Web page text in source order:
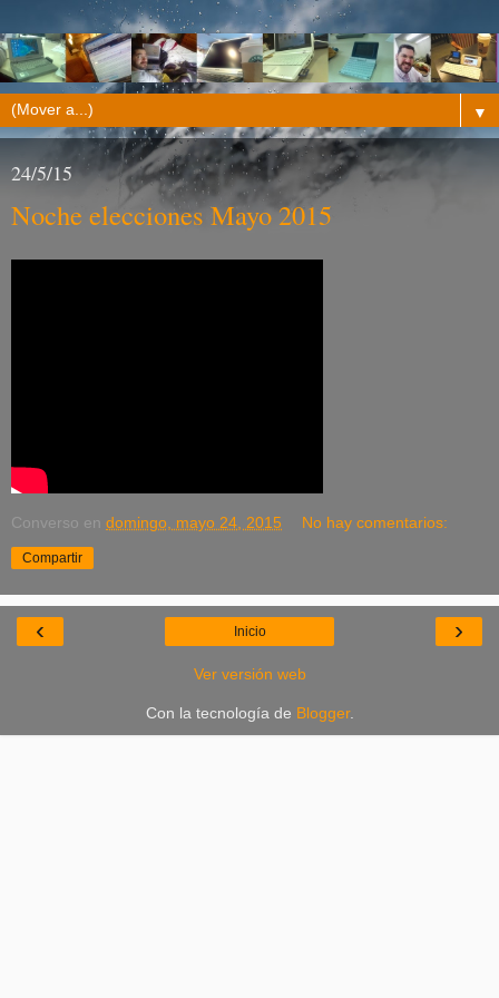
▼
24/5/15
Noche elecciones Mayo 2015
Converso en domingo, mayo 24, 2015 No hay comentarios:
Compartir
‹ ›
Inicio
Ver versión web
Con la tecnología de Blogger.